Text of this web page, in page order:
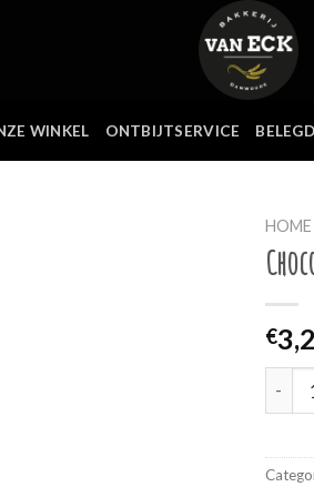
WINKEL ONTBIJTSERVICE
HOME
€